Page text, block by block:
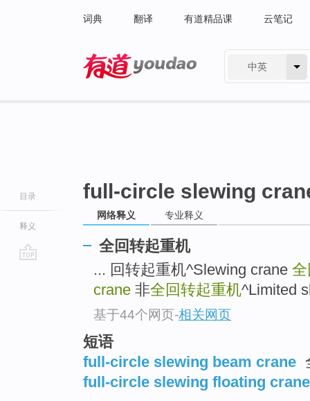
词典 翻译 有道精品课 云笔记
中英
目录
释义
full-circle slewing
网络释义 专业释义
全回转起重机
... 回转起重机^Slewing crane
crane 非全回转起重机^Limited
基于44个网页-相关网页
短语
full-circle slewing beam crane
full-circle slewing floating crane